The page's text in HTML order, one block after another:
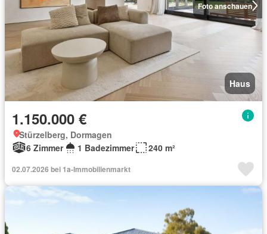
Foto anschauen
Haus
1.150.000 €
Stürzelberg, Dormagen
6 Zimmer
1 Badezimmer 240 m²
02.07.2026 bei 1a-Immobilienmarkt